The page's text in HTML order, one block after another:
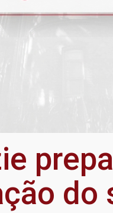
do